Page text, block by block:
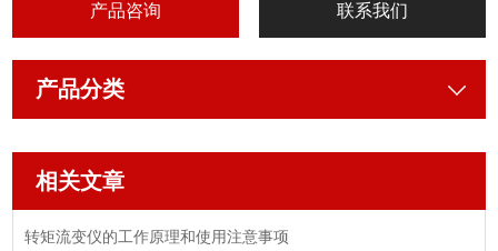
产品咨询 联系我们
产品分类
相关文章
转矩流变仪的工作原理和使用注意事项